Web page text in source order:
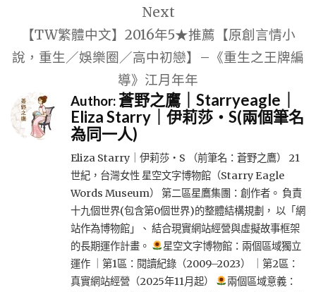
Next
【TW繁體中文】2016年5★推薦【原創言情小
說，重生／娛樂圈／高中初戀】–《重生之王牌編
導》江月年年
Author:蒼野之鷹｜Starryeagle｜
Eliza Starry｜伊莉莎・S(兩個筆名
為同一人)
Eliza Starry｜伊莉莎・S （前筆名：蒼野之鷹） 21
世紀，台灣女性 星空文字博物館（Starry Eagle
Words Museum） 第二區星鷹集團：創作者。 負責
十九個世界(包含第0個世界)的整體結構規劃， 以「網
站作為博物館」、 結合現實網站經營與虛擬故事框架
的長期運作計畫。
星空文字博物館：兩個區域獨立
運作 ｜第1區：閱讀紀錄（2009–2023） ｜第2區：
真實網站經營（2025年11月起）
兩個區域意義：